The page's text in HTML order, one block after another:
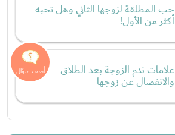
حب المطلقة لزوجها الثاني وهل تحبه
أكثر من الأول!
علامات ندم الزوجة بعد الطلاق
والانفصال عن زوجها